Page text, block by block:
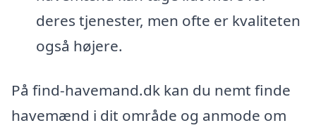
deres tjenester, men ofte er kvaliteten
også højere.
På find-havemand.dk kan du nemt finde
havemænd i dit område og anmode om